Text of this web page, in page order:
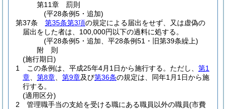
第11章
罰則
(平28条例5・追加)
第37条
第35条第3項の規定による届出をせず、又は虚偽の
届出をした者は、100,000円以下の過料に処する。
(平28条例5・追加、平28条例51・旧第39条繰上)
附 則
(施行期日)
1
この条例は、平成25年4月1日から施行する。 ただし、 第1
章
第8章 第9章及び第36条の規定は、同年1月1日から施
行する。
(適用区分)
2
管理職手当の支給を受ける職にある職員以外の職員(市費